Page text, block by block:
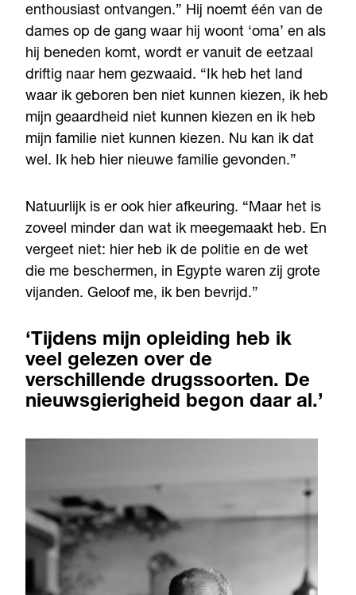
enthousiast ontvangen.” Hij noemt één van de
dames op de gang waar hij woont ‘oma’ en als
hij beneden komt, wordt er vanuit de eetzaal
driftig naar hem gezwaaid. “Ik heb het land
waar ik geboren ben niet kunnen kiezen, ik heb
mijn geaardheid niet kunnen kiezen en ik heb
mijn familie niet kunnen kiezen. Nu kan ik dat
wel. Ik heb hier nieuwe familie gevonden.”
Natuurlijk is er ook hier afkeuring. “Maar het is
zoveel minder dan wat ik meegemaakt heb. En
vergeet niet: hier heb ik de politie en de wet
die me beschermen, in Egypte waren zij grote
vijanden. Geloof me, ik ben bevrijd.”
‘Tijdens mijn opleiding heb ik
veel gelezen over de
verschillende drugssoorten. De
nieuwsgierigheid begon daar al.’